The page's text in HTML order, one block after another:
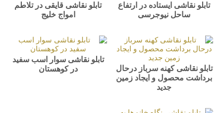
تابلو نقاشی ایستاده در ارتفاع
ساحل نیوجرسی
تابلو نقاشی قایقی در تلاطم
امواج خلیج
تابلو نقاشی کهنه سرباز درحال
برداشت محصول و ایجاد زمین
جدید
تابلو نقاشی سوار اسب سفید
در کوهستان